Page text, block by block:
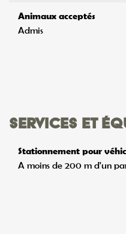
Animaux acceptés
Admis
Services et
Stationnement pour
A moins de 200 m d'un